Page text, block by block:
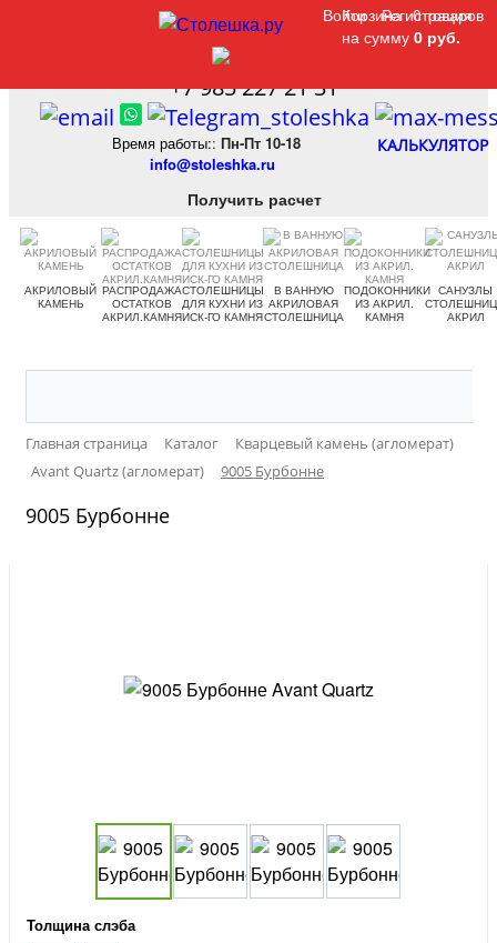
+7 985 227 21 31
КАЛЬКУЛЯТОР
Время работы:: Пн-Пт 10-18
info@stoleshka.ru
Получить расчет
Войти Регистрация
Корзина 0 товаров
на сумму 0 руб.
АКРИЛОВЫЙ
КАМЕНЬ
РАСПРОДАЖА
ОСТАТКОВ
АКРИЛ.КАМНЯ
СТОЛЕШНИЦЫ
ДЛЯ КУХНИ ИЗ
ИСК-ГО КАМНЯ
В ВАННУЮ
АКРИЛОВАЯ
СТОЛЕШНИЦА
ПОДОКОННИКИ
ИЗ АКРИЛ.
КАМНЯ
САНУЗЛЫ
АКРИЛ
Главная страница Каталог
Кварцевый камень (агломерат)
Avant Quartz (агломерат)
9005 Бурбонне
9005 Бурбонне
Толщина слэба
Войти Регистрация
Корзина 0 товаров
на сумму 0 руб.